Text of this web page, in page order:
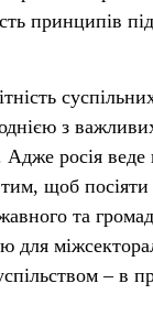
принципів
з
росія
щоб посіяти
та
для
– в